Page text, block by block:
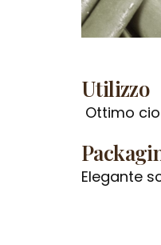
Utilizzo
Ottimo
Elegante